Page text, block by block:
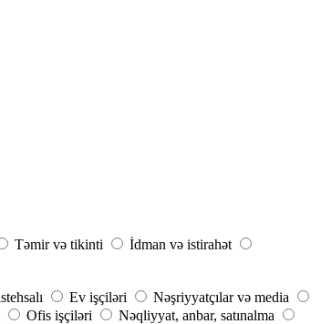
Təmir və tikinti
İdman və istirahət
Ev işçiləri
Nəşriyyatçılar və media
Ofis işçiləri
Nəqliyyat, anbar, satınalma